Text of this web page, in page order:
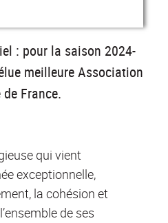
: pour la saison 2024-
meilleure Association
France.
qui vient
exceptionnelle,
la cohésion et
de ses